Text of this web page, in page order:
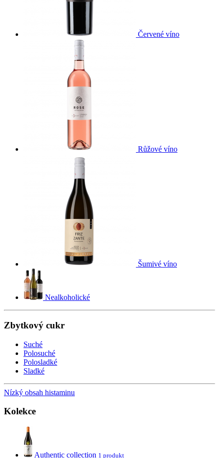
Červené víno
Růžové víno
Šumivé víno
Nealkoholické
Zbytkový cukr
Suché
Polosuché
Polosladké
Sladké
Nízký obsah histaminu
Kolekce
Authentic collection 1 produkt